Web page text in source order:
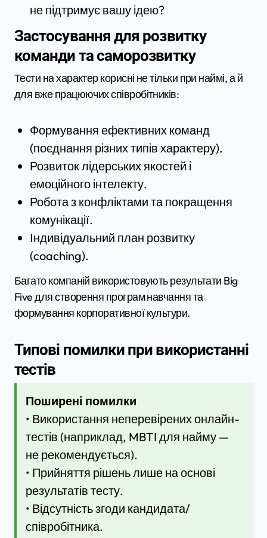
не підтримує вашу ідею?
Застосування для розвитку
команди та саморозвитку
Тести на характер корисні не тільки при наймі, а й
для вже працюючих співробітників:
Формування ефективних команд
(поєднання різних типів характеру).
Розвиток лідерських якостей і
емоційного інтелекту.
Робота з конфліктами та покращення
комунікації.
Індивідуальний план розвитку
(coaching).
Багато компаній використовують результати Big
Five для створення програм навчання та
формування корпоративної культури.
Типові помилки при використанні
тестів
Поширені помилки
• Використання неперевірених онлайн-
тестів (наприклад, MBTI для найму —
не рекомендується).
• Прийняття рішень лише на основі
результатів тесту.
• Відсутність згоди кандидата/
співробітника.